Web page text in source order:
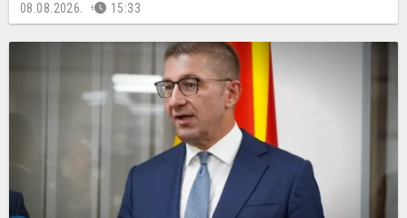
08.08.2026. 15:33